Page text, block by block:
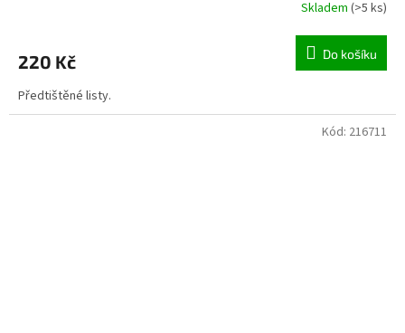
Skladem (>5 ks)
220 Kč Do košíku
Předtištěné listy.
Kód: 216711